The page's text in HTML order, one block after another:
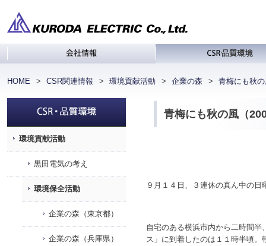
HOME CSR関連情報 環境貢献活動 企業の森 青梅にも秋
青梅にも秋の風（
９月１４日、３連休の真ん中の
自宅のある横浜市内から二時間
ス」に到着したのは１１時半頃
環境貢献活動
黒田電気の考え
環境保全活動
企業の森（東京都）
企業の森（兵庫県）